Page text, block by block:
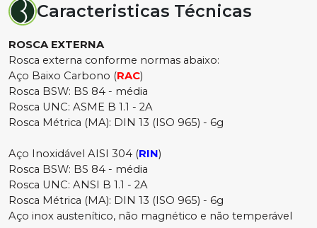
Caracteristicas Técnicas
ROSCA EXTERNA
Rosca externa conforme normas abaixo:
Aço Baixo Carbono (RAC)
Rosca BSW: BS 84 - média
Rosca UNC: ASME B 1.1 - 2A
Rosca Métrica (MA): DIN 13 (ISO 965) - 6g
Aço Inoxidável AISI 304 (RIN)
Rosca BSW: BS 84 - média
Rosca UNC: ANSI B 1.1 - 2A
Rosca Métrica (MA): DIN 13 (ISO 965) - 6g
Aço inox austenítico, não magnético e não temperável